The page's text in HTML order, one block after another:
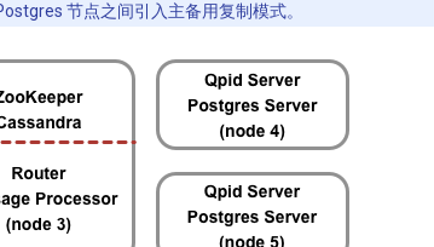
节点之间引入主备用复制模式。